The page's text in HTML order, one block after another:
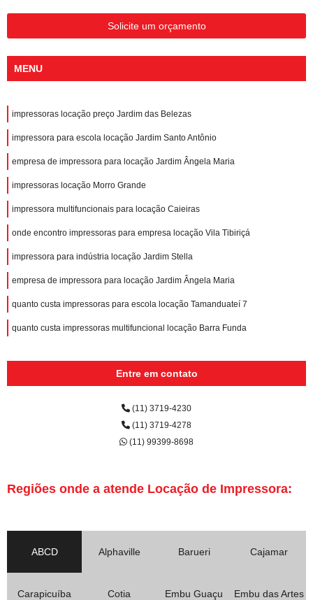
Solicite um orçamento
MENU
impressoras locação preço Jardim das Belezas
impressora para escola locação Jardim Santo Antônio
empresa de impressora para locação Jardim Ângela Maria
impressoras locação Morro Grande
impressora multifuncionais para locação Caieiras
onde encontro impressoras para empresa locação Vila Tibiriçá
impressora para indústria locação Jardim Stella
empresa de impressora para locação Jardim Ângela Maria
quanto custa impressoras para escola locação Tamanduateí 7
quanto custa impressoras multifuncional locação Barra Funda
Entre em contato
(11) 3719-4230
(11) 3719-4278
(11) 99399-8698
Regiões onde a atende Locação de Impressora:
ABCD Alphaville Barueri Cajamar
Carapicuíba Cotia Embu Guaçu Embu das Artes